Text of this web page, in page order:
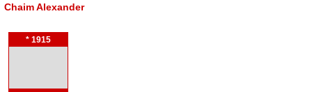
Chaim Alexander
* 1915